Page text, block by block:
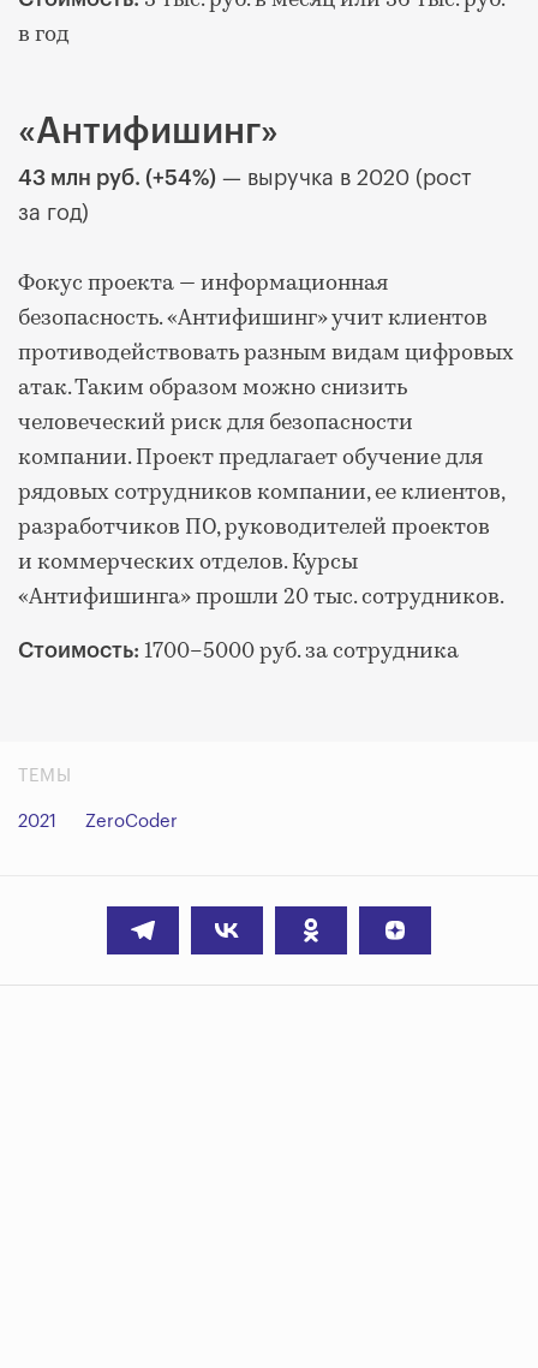
в год
«Антифишинг»
43 млн руб. (+54%) — выручка в 2020 (рост
за год)
Фокус проекта — информационная
безопасность. «Антифишинг» учит клиентов
противодействовать разным видам цифровых
атак. Таким образом можно снизить
человеческий риск для безопасности
компании. Проект предлагает обучение для
рядовых сотрудников компании, ее клиентов,
разработчиков ПО, руководителей проектов
и коммерческих отделов. Курсы
«Антифишинга» прошли 20 тыс. сотрудников.
Стоимость: 1700–5000 руб. за сотрудника
ТЕМЫ
2021 ZeroCoder